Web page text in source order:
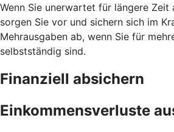
Wenn Sie unerwartet für längere
sorgen Sie vor und sichern sich im
Mehrausgaben ab, wenn Sie für
selbstständig sind.
Finanziell absichern
Einkommensverluste